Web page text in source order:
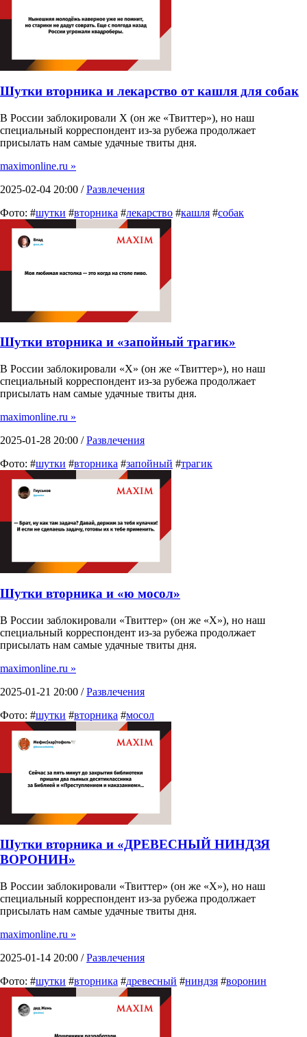
Шутки вторника и лекарство от кашля для собак
В России заблокировали X (он же «Твиттер»), но наш
специальный корреспондент из-за рубежа продолжает
присылать нам самые удачные твиты дня.
maximonline.ru »
2025-02-04 20:00 /Развлечения
Фото: #шутки #вторника #лекарство #кашля #собак
Шутки вторника и «запойный трагик»
В России заблокировали «X» (он же «Твиттер»), но наш
специальный корреспондент из-за рубежа продолжает
присылать нам самые удачные твиты дня.
maximonline.ru »
2025-01-28 20:00 /Развлечения
Фото: #шутки #вторника #запойный #трагик
Шутки вторника и «ю мосол»
В России заблокировали «Твиттер» (он же «Х»), но наш
специальный корреспондент из-за рубежа продолжает
присылать нам самые удачные твиты дня.
maximonline.ru »
2025-01-21 20:00 /Развлечения
Фото: #шутки #вторника #мосол
Шутки вторника и «ДРЕВЕСНЫЙ НИНДЗЯ
ВОРОНИН»
В России заблокировали «Твиттер» (он же «Х»), но наш
специальный корреспондент из-за рубежа продолжает
присылать нам самые удачные твиты дня.
maximonline.ru »
2025-01-14 20:00 /Развлечения
Фото: #шутки #вторника #древесный #ниндзя #воронин